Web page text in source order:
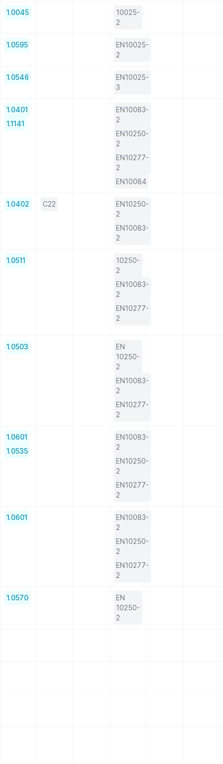
1.0045
10025-
2
1.0595
EN10025-
2
1.0546
EN10025-
3
1.0401
1.1141
EN10083-
2
EN10250-
2
EN10277-
2
EN10084
1.0402 C22
EN10250-
2
EN10083-
2
1.0511
10250-
2
EN10083-
2
EN10277-
2
1.0503
EN
10250-
2
EN10083-
2
EN10277-
2
1.0601
1.0535
EN10083-
2
EN10250-
2
EN10277-
2
1.0601
EN10083-
2
EN10250-
2
EN10277-
2
1.0570
EN
10250-
2